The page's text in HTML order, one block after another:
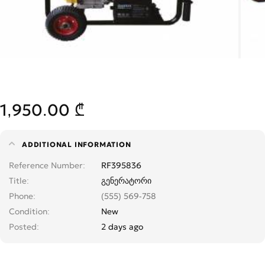
1,950.00 ₾
ADDITIONAL INFORMATION
Reference Number
RF395836
Title
გენერატორი
Phone
(555) 569-758
Condition
New
Posted
2 days ago